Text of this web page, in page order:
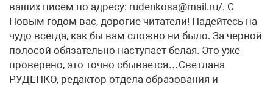
ваших писем по адресу: rudenkosa@mail.ru/. С
Новым годом вас, дорогие читатели! Надейтесь на
чудо всегда, как бы вам сложно ни было. За черной
полосой обязательно наступает белая. Это уже
проверено, это точно сбывается…Светлана
РУДЕНКО, редактор отдела образования и